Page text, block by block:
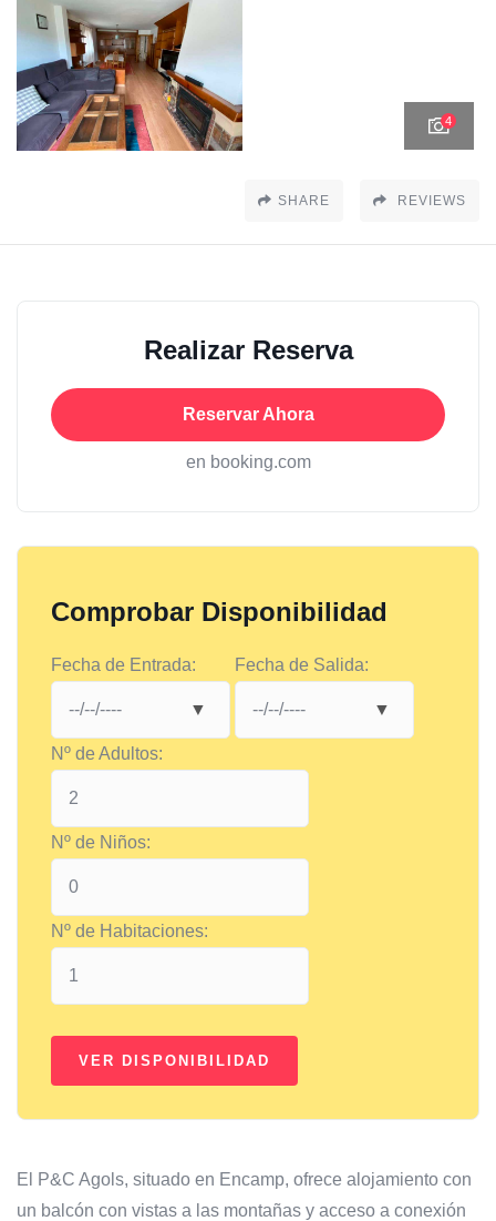
4
SHARE REVIEWS
Realizar Reserva
Reservar Ahora
en booking.com
Comprobar Disponibilidad
Fecha de Entrada: Fecha de Salida:
Nº de Adultos:
Nº de Niños:
Nº de Habitaciones:
El P&C Agols, situado en Encamp, ofrece alojamiento con
un balcón con vistas a las montañas y acceso a conexión